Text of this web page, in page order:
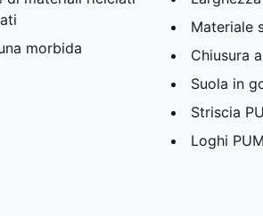
morbida
Materiale
Chiusura
Suola in
Striscia
Loghi